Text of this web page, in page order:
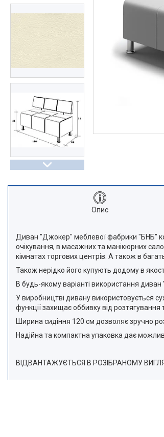
Опис
Диван "Джокер" меблевої фабрики "БНБ"
очікування, в масажних та манікюрних
кімнатах торгових центрів. А також в
Також нерідко його купують додому в
В будь-якому варіанті використання
У виробництві дивану використовується
функції захищає оббивку від
Ширина сидіння 120 см дозволяє зручно
Надійна та компактна упаковка дає
ВІДВАНТАЖУЄТЬСЯ В РОЗІБРАНОМУ